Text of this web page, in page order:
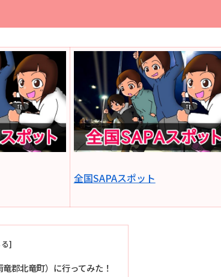
全国SAPAスポット
郡北竜町）に行ってみた！